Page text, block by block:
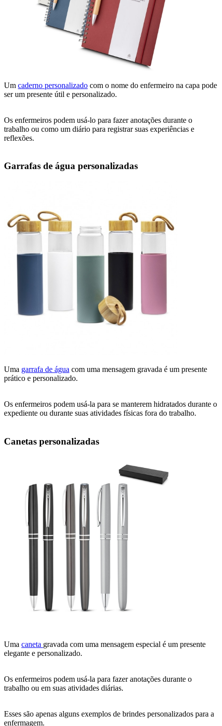
Um caderno personalizado com o nome do enfermeiro na capa pode
ser um presente útil e personalizado.
Os enfermeiros podem usá-lo para fazer anotações durante o
trabalho ou como um diário para registrar suas experiências e
reflexões.
Garrafas de água personalizadas
Uma garrafa de água com uma mensagem gravada é um presente
prático e personalizado.
Os enfermeiros podem usá-la para se manterem hidratados durante o
expediente ou durante suas atividades físicas fora do trabalho.
Canetas personalizadas
Uma caneta gravada com uma mensagem especial é um presente
elegante e personalizado.
Os enfermeiros podem usá-la para fazer anotações durante o
trabalho ou em suas atividades diárias.
Esses são apenas alguns exemplos de brindes personalizados para a
enfermagem.